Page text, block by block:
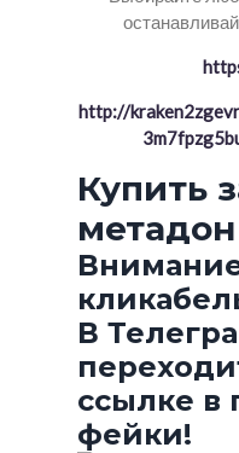
http://
Купить
В
ссылке в
фейки!